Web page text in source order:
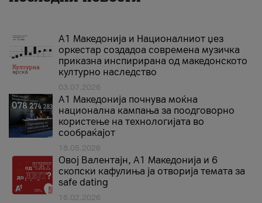
А1 Македонија и Националниот џез
оркестар создадоа современа музичка
приказна инспирирана од македонското
културно наследство
03.07.2026
A1 Македонија почнува моќна
национална кампања за поодговорно
користење на технологијата во
сообраќајот
18.05.2026
Овој Валентајн, A1 Македонија и 6
скопски кафулиња ја отворија темата за
safe dating
16.02.2026